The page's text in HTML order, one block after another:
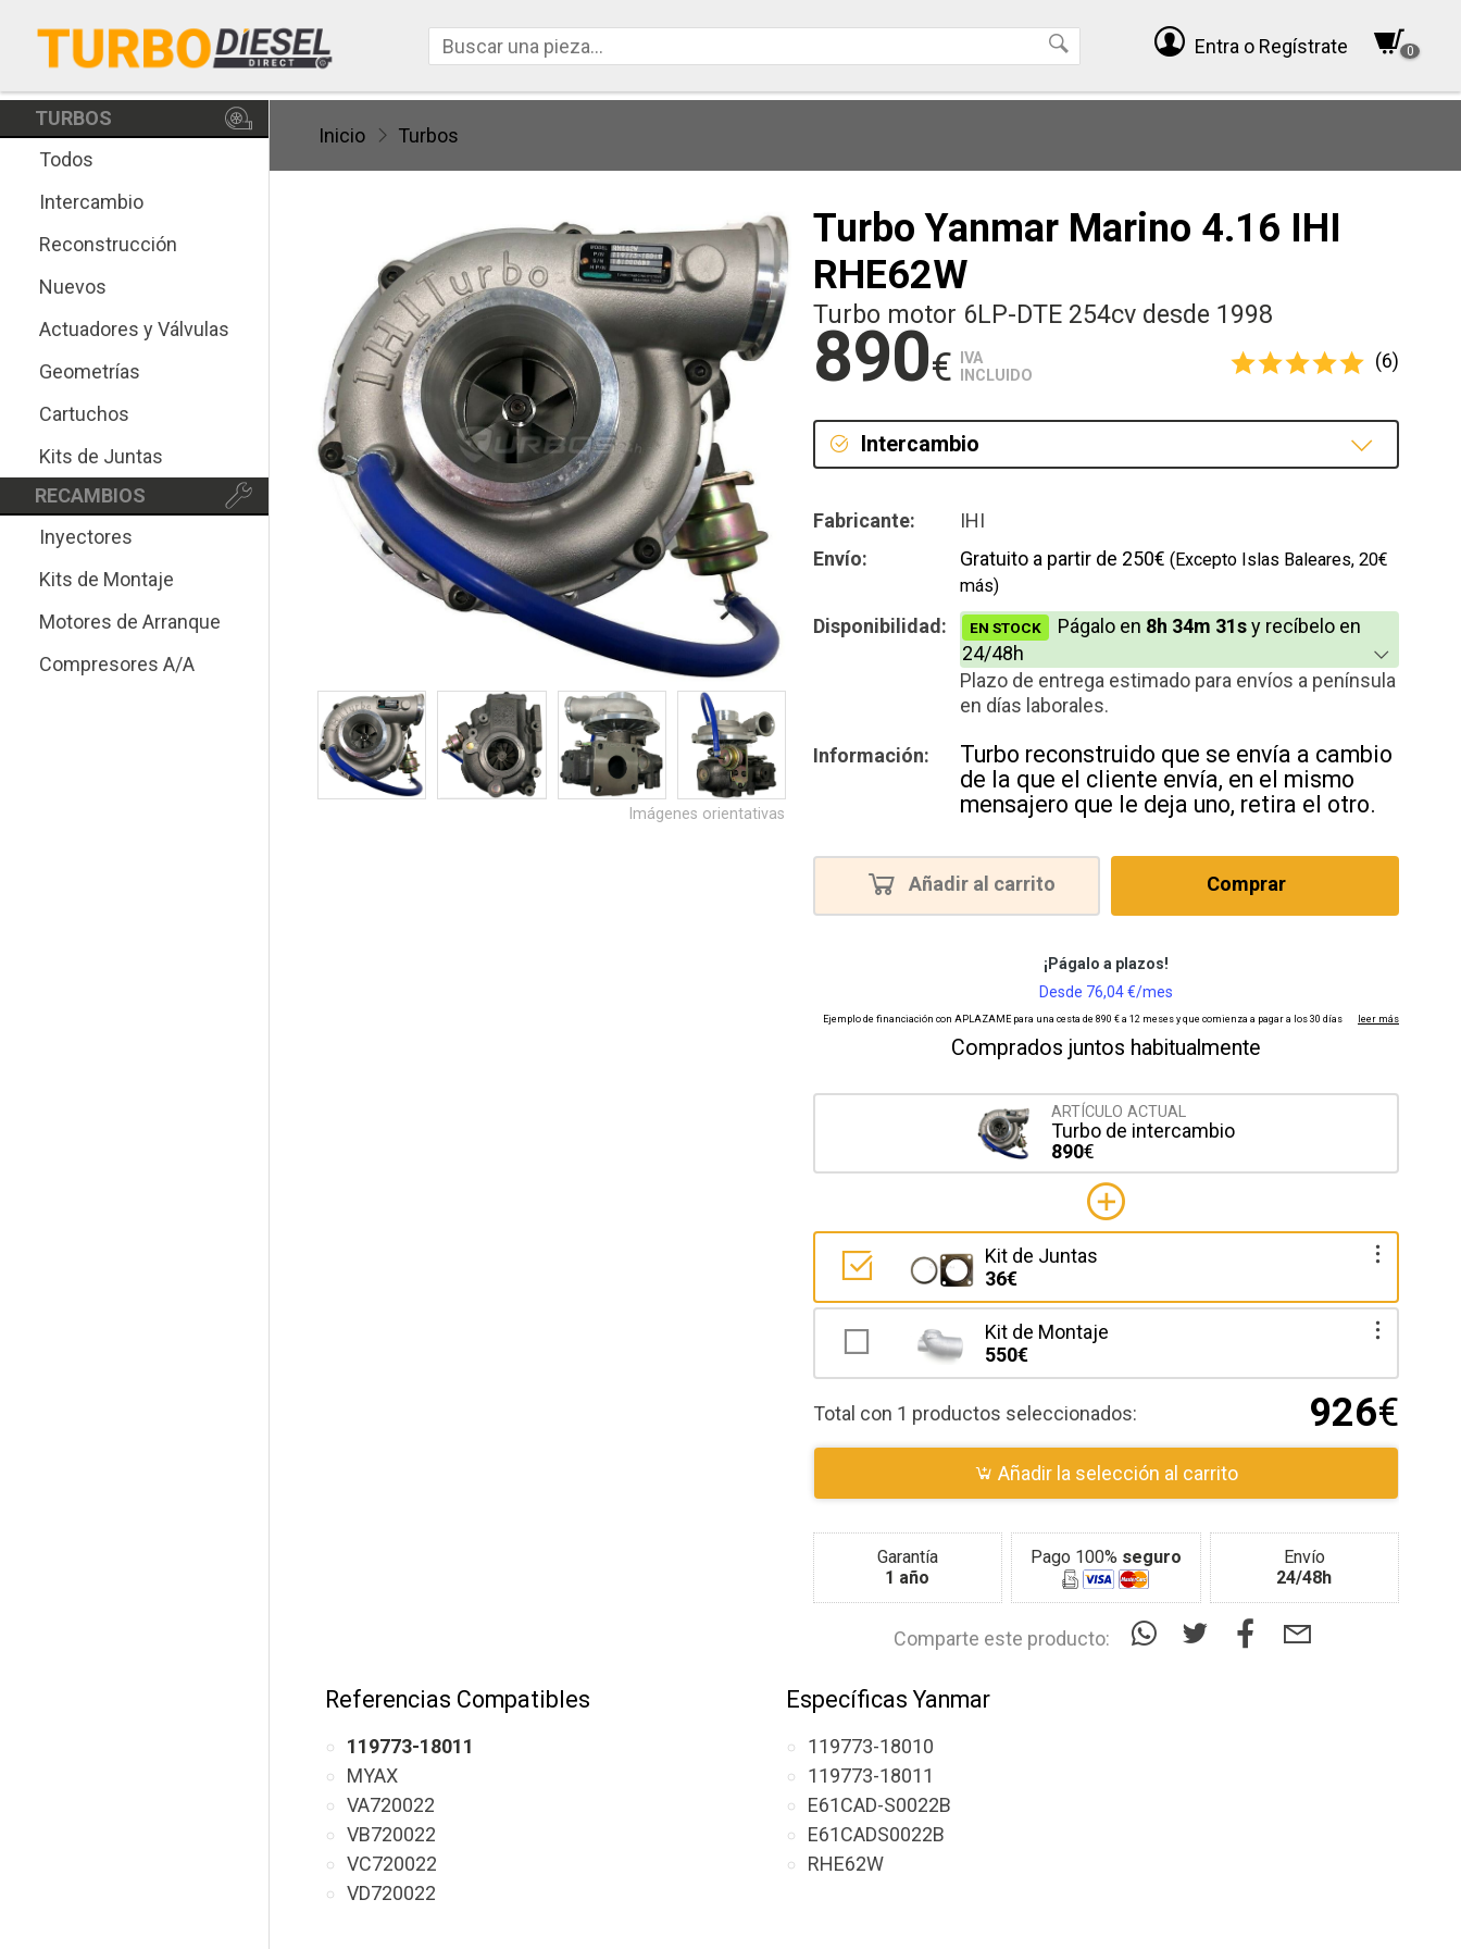
Entra o Regístrate 0
TURBOS
Todos
Intercambio
Reconstrucción
Nuevos
Actuadores y Válvulas
Geometrías
Cartuchos
Kits de Juntas
RECAMBIOS
Inyectores
Kits de Montaje
Motores de Arranque
Compresores A/A
Inicio Turbos
Turbo Yanmar Marino 4.16 IHI
RHE62W
Turbo motor 6LP-DTE 254cv desde 1998
890€
IVA
INCLUIDO
(6)
Intercambio
Reconstrucción
Nuevo alternativo
Fabricante:
IHI
Envío:
Gratuito a partir de 250€ (Excepto Islas Baleares, 20€
más)
Disponibilidad: EN STOCK Págalo en 8h 34m 31sy recíbelo en
24/48h
Plazo de entrega estimado para envíos a península
en días laborales.
Información:
Turbo reconstruido que se envía a cambio
de la que el cliente envía, en el mismo
mensajero que le deja uno, retira el otro.
Añadir al carrito Comprar
Comprados juntos habitualmente
ARTÍCULO ACTUAL
Turbo de intercambio
890€
Kit de Juntas
36€
Kit de Montaje
550€
Total con 1 productos seleccionados: 926€
Añadir la selección al carrito
Garantía
1 año
Pago 100% seguro
Envío
24/48h
Comparte este producto:
Imágenes orientativas
Referencias Compatibles
119773-18011
MYAX
VA720022
VB720022
VC720022
VD720022
Específicas Yanmar
119773-18010
119773-18011
E61CAD-S0022B
E61CADS0022B
RHE62W